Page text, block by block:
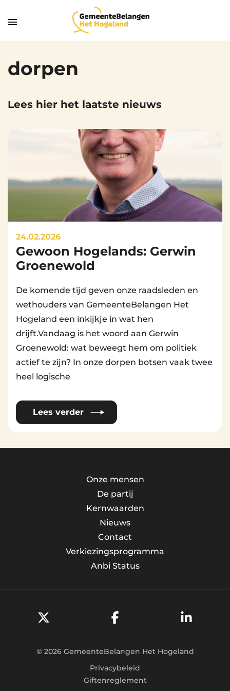
dorpen
Lees hier het laatste nieuws
24.02.2026
ByBeheerder Website
Gewoon Hogelands: Gerwin
Groenewold
De komende tijd geven onze raadsleden en
wethouders van GemeenteBelangen Het
Hogeland een inkijkje in wat hen
drijft.Vandaag is het woord aan Gerwin
Groenewold: wat beweegt hem om politiek
actief te zijn? In onze dorpen botsen vaak twee
heel logische
Lees verder
Onze mensen
De partij
Kernwaarden
Nieuws
Contact
Verkiezingsprogramma
Anbi Status
© 2026 GemeenteBelangen Het Hogeland
Privacybeleid
Giftenreglement